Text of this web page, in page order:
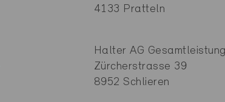
4133 Pratteln
Halter AG
Zürcherstrasse 39
8952 Schlieren